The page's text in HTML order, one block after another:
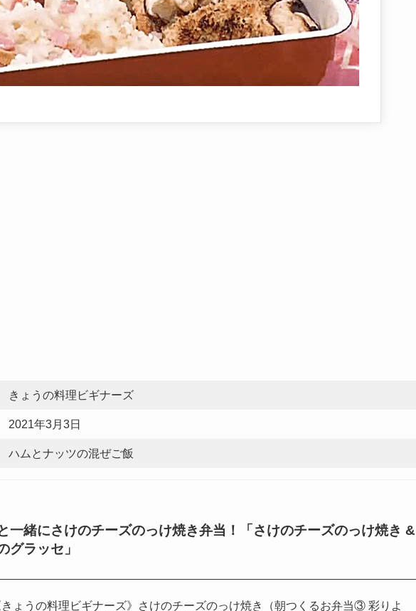
きょうの料理ビギナーズ
2021年3月3日
ハムとナッツの混ぜご飯
一緒にさけのチーズのっけ焼き弁当！「さけのチーズのっけ焼き &
グラッセ」
きょうの料理ビギナーズ》さけのチーズのっけ焼き（朝つくるお弁当③ 彩りよ